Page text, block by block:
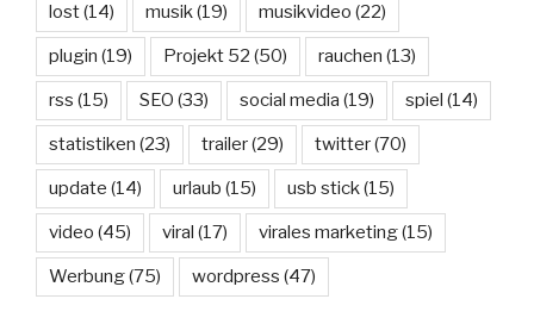
lost(14) musik(19) musikvideo (22)
plugin (19) Projekt 52 (50) rauchen (13)
rss (15) SEO (33) social media (19) spiel (14)
statistiken (23) trailer(29) twitter(70)
update (14) urlaub (15) usb stick(15)
video (45) viral (17) virales marketing(15)
Werbung(75) wordpress (47)